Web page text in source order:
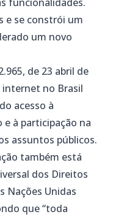
e se constrói um
um novo
de 23 abril de
internet no Brasil
acesso à
à participação na
assuntos públicos.
também está
dos Direitos
Nações Unidas
que “toda